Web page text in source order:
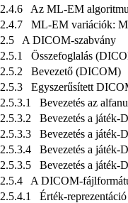
2.4.6 Az ML-EM
2.4.7 ML-EM variációk:
2.5 A DICOM-szabvány
2.5.1 Összefoglalás
2.5.2 Bevezető (DICOM)
2.5.3 Egyszerűsített
2.5.3.1 Bevezetés az
2.5.3.2 Bevezetés a játék-
2.5.3.3 Bevezetés a játék-
2.5.3.4 Bevezetés a játék-
2.5.3.5 Bevezetés a játék-
2.5.4 A DICOM-
2.5.4.1 Érték-reprezentáció